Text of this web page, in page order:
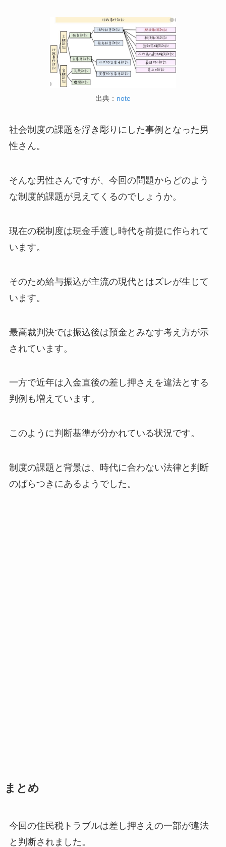
出典： note
社会制度の課題を浮き彫りにした事例となった男
性さん。
そんな男性さんですが、今回の問題からどのよう
な制度的課題が見えてくるのでしょうか。
現在の税制度は現金手渡し時代を前提に作られて
います。
そのため給与振込が主流の現代とはズレが生じて
います。
最高裁判決では振込後は預金とみなす考え方が示
されています。
一方で近年は入金直後の差し押さえを違法とする
判例も増えています。
このように判断基準が分かれている状況です。
制度の課題と背景は、時代に合わない法律と判断
のばらつきにあるようでした。
まとめ
今回の住民税トラブルは差し押さえの一部が違法
と判断されました。